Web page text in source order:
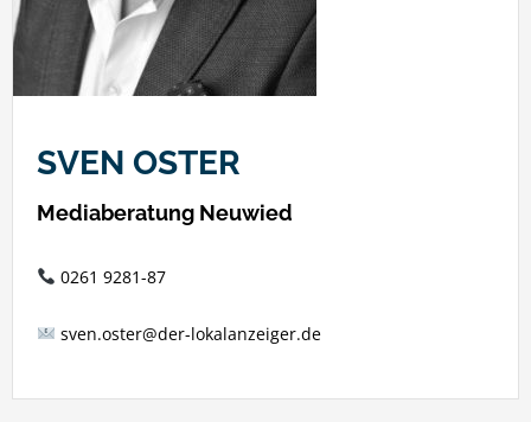
SVEN OSTER
Mediaberatung Neuwied
0261 9281-87
sven.oster@der-lokalanzeiger.de